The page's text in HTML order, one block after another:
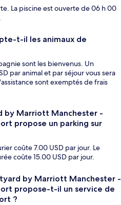
La piscine est ouverte de 06 h 00
t-il les animaux de
sont les bienvenus. Un
par animal et par séjour vous sera
sont exemptés de frais
by Marriott Manchester -
propose un parking sur
coûte 7.00 USD par jour. Le
coûte 15.00 USD par jour.
by Marriott Manchester -
propose-t-il un service de
?